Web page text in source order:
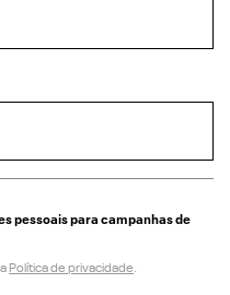
pessoais para campanhas de
Política de privacidade.